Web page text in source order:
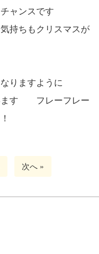
ャンスです
持ちもクリスマスが
りますように
ます フレーフレー
次へ »